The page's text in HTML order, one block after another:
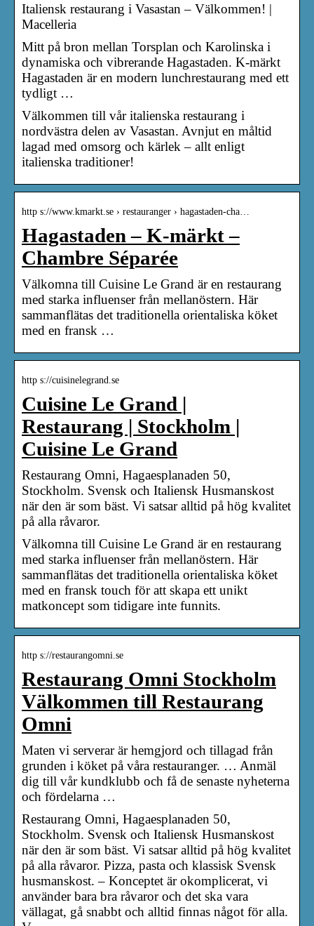
Italiensk restaurang i Vasastan – Välkommen! |
Macelleria
Mitt på bron mellan Torsplan och Karolinska i
dynamiska och vibrerande Hagastaden. K-märkt
Hagastaden är en modern lunchrestaurang med ett
tydligt …
Välkommen till vår italienska restaurang i
nordvästra delen av Vasastan. Avnjut en måltid
lagad med omsorg och kärlek – allt enligt
italienska traditioner!
http s://www.kmarkt.se › restauranger › hagastaden-cha…
Hagastaden – K-märkt –
Chambre Séparée
Välkomna till Cuisine Le Grand är en restaurang
med starka influenser från mellanöstern. Här
sammanflätas det traditionella orientaliska köket
med en fransk …
http s://cuisinelegrand.se
Cuisine Le Grand |
Restaurang | Stockholm |
Cuisine Le Grand
Restaurang Omni, Hagaesplanaden 50,
Stockholm. Svensk och Italiensk Husmanskost
när den är som bäst. Vi satsar alltid på hög kvalitet
på alla råvaror.
Välkomna till Cuisine Le Grand är en restaurang
med starka influenser från mellanöstern. Här
sammanflätas det traditionella orientaliska köket
med en fransk touch för att skapa ett unikt
matkoncept som tidigare inte funnits.
http s://restaurangomni.se
Restaurang Omni Stockholm
Välkommen till Restaurang
Omni
Maten vi serverar är hemgjord och tillagad från
grunden i köket på våra restauranger. … Anmäl
dig till vår kundklubb och få de senaste nyheterna
och fördelarna …
Restaurang Omni, Hagaesplanaden 50,
Stockholm. Svensk och Italiensk Husmanskost
när den är som bäst. Vi satsar alltid på hög kvalitet
på alla råvaror. Pizza, pasta och klassisk Svensk
husmanskost. – Konceptet är okomplicerat, vi
använder bara bra råvaror och det ska vara
vällagat, gå snabbt och alltid finnas något för alla.